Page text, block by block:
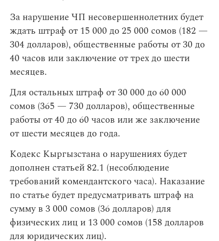
За нарушение ЧП несовершеннолетних будет
ждать штраф от 15 000 до 25 000 сомов (182 —
304 долларов), общественные работы от 30 до
40 часов или заключение от трех до шести
месяцев.
Для остальных штраф от 30 000 до 60 000
сомов (365 — 730 долларов), общественные
работы от 40 до 60 часов или же заключение
от шести месяцев до года.
Кодекс Кыргызстана о нарушениях будет
дополнен статьей 82.1 (несоблюдение
требований комендантского часа). Наказание
по статье будет предусматривать штраф на
сумму в 3 000 сомов (36 долларов) для
физических лиц и 13 000 сомов (158 долларов
для юридических лиц).